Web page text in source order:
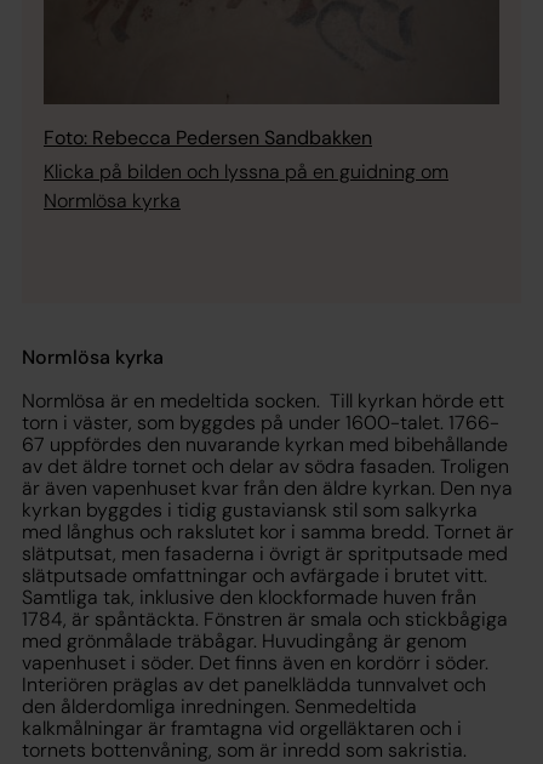
Foto: Rebecca Pedersen Sandbakken
Klicka på bilden och lyssna på en guidning om
Normlösa kyrka
Normlösa kyrka
Normlösa är en medeltida socken. Till kyrkan hörde ett
torn i väster, som byggdes på under 1600-talet. 1766-
67 uppfördes den nuvarande kyrkan med bibehållande
av det äldre tornet och delar av södra fasaden. Troligen
är även vapenhuset kvar från den äldre kyrkan. Den nya
kyrkan byggdes i tidig gustaviansk stil som salkyrka
med långhus och rakslutet kor i samma bredd. Tornet är
slätputsat, men fasaderna i övrigt är spritputsade med
slätputsade omfattningar och avfärgade i brutet vitt.
Samtliga tak, inklusive den klockformade huven från
1784, är spåntäckta. Fönstren är smala och stickbågiga
med grönmålade träbågar. Huvudingång är genom
vapenhuset i söder. Det finns även en kordörr i söder.
Interiören präglas av det panelklädda tunnvalvet och
den ålderdomliga inredningen. Senmedeltida
kalkmålningar är framtagna vid orgelläktaren och i
tornets bottenvåning, som är inredd som sakristia.